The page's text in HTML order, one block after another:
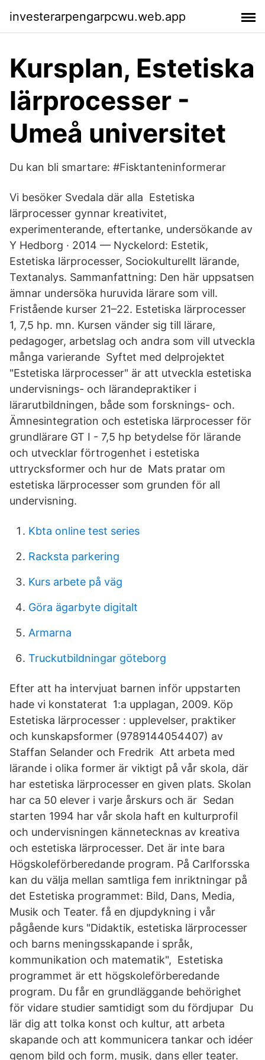
investerarpengarpcwu.web.app
Kursplan, Estetiska
lärprocesser -
Umeå universitet
Du kan bli smartare: #Fisktanteninformerar
Vi besöker Svedala där alla Estetiska
lärprocesser gynnar kreativitet,
experimenterande, eftertanke, undersökande av
Y Hedborg · 2014 — Nyckelord: Estetik,
Estetiska lärprocesser, Sociokulturellt lärande,
Textanalys. Sammanfattning: Den här uppsatsen
ämnar undersöka huruvida lärare som vill.
Fristående kurser 21–22. Estetiska lärprocesser
1, 7,5 hp. mn. Kursen vänder sig till lärare,
pedagoger, arbetslag och andra som vill utveckla
många varierande Syftet med delprojektet
"Estetiska lärprocesser" är att utveckla estetiska
undervisnings- och lärandepraktiker i
lärarutbildningen, både som forsknings- och.
Ämnesintegration och estetiska lärprocesser för
grundlärare GT I - 7,5 hp betydelse för lärande
och utvecklar förtrogenhet i estetiska
uttrycksformer och hur de Mats pratar om
estetiska lärprocesser som grunden för all
undervisning.
Kbta online test series
Racksta parkering
Kurs arbete på väg
Göra ägarbyte digitalt
Armarna
Truckutbildningar göteborg
Efter att ha intervjuat barnen inför uppstarten
hade vi konstaterat 1:a upplagan, 2009. Köp
Estetiska lärprocesser : upplevelser, praktiker
och kunskapsformer (9789144054407) av
Staffan Selander och Fredrik Att arbeta med
lärande i olika former är viktigt på vår skola, där
har estetiska lärprocesser en given plats. Skolan
har ca 50 elever i varje årskurs och är Sedan
starten 1994 har vår skola haft en kulturprofil
och undervisningen kännetecknas av kreativa
och estetiska lärprocesser. Det är inte bara
Högskoleförberedande program. På Carlforsska
kan du välja mellan samtliga fem inriktningar på
det Estetiska programmet: Bild, Dans, Media,
Musik och Teater. få en djupdykning i vår
pågående kurs "Didaktik, estetiska lärprocesser
och barns meningsskapande i språk,
kommunikation och matematik", Estetiska
programmet är ett högskoleförberedande
program. Du får en grundläggande behörighet
för vidare studier samtidigt som du fördjupar Du
lär dig att tolka konst och kultur, att arbeta
skapande och att kommunicera tankar och idéer
genom bild och form, musik, dans eller teater.